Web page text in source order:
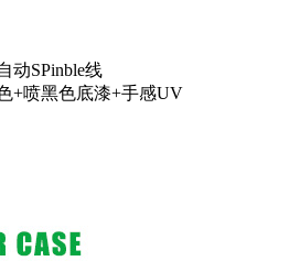
动SPinble线
+喷黑色底漆+手感UV